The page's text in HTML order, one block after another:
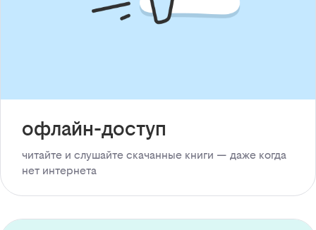
офлайн-доступ
читайте и слушайте скачанные книги — даже когда
нет интернета